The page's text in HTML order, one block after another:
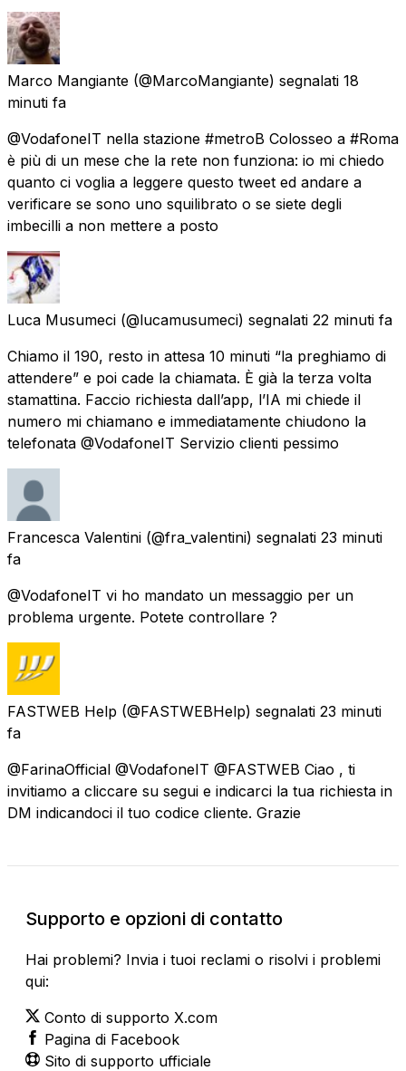
Marco Mangiante (@MarcoMangiante) segnalati 18
minuti fa
@VodafoneIT nella stazione #metroB Colosseo a #Roma
è più di un mese che la rete non funziona: io mi chiedo
quanto ci voglia a leggere questo tweet ed andare a
verificare se sono uno squilibrato o se siete degli
imbecilli a non mettere a posto
Luca Musumeci (@lucamusumeci) segnalati 22 minuti fa
Chiamo il 190, resto in attesa 10 minuti “la preghiamo di
attendere” e poi cade la chiamata. È già la terza volta
stamattina. Faccio richiesta dall’app, l’IA mi chiede il
numero mi chiamano e immediatamente chiudono la
telefonata @VodafoneIT Servizio clienti pessimo
Francesca Valentini (@fra_valentini) segnalati 23 minuti
fa
@VodafoneIT vi ho mandato un messaggio per un
problema urgente. Potete controllare ?
FASTWEB Help (@FASTWEBHelp) segnalati 23 minuti
fa
@FarinaOfficial @VodafoneIT @FASTWEB Ciao , ti
invitiamo a cliccare su segui e indicarci la tua richiesta in
DM indicandoci il tuo codice cliente. Grazie
Supporto e opzioni di contatto
Hai problemi? Invia i tuoi reclami o risolvi i problemi
qui:
Conto di supporto X.com
Pagina di Facebook
Sito di supporto ufficiale